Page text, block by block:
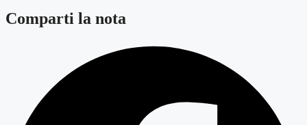
Comparti la nota